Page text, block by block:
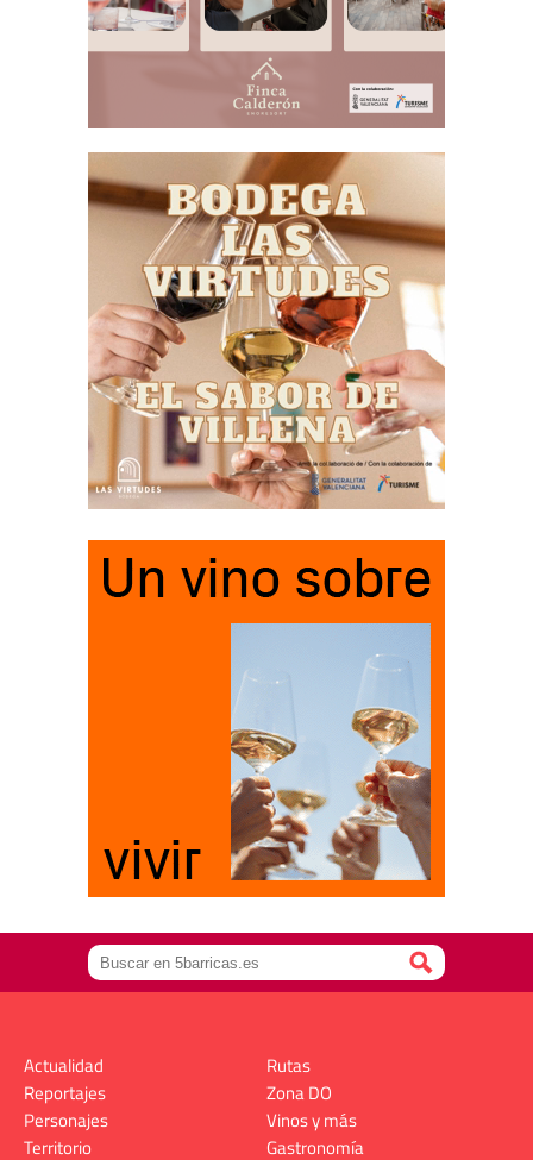
Actualidad
Reportajes
Personajes
Territorio
Rutas
Zona DO
Vinos y más
Gastronomía